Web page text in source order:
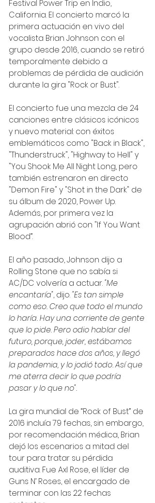
Festival Power Trip en Indio,
California. El concierto marcó la
primera actuación en vivo del
vocalista Brian Johnson con el
grupo desde 2016, cuando se retiró
temporalmente debido a
problemas de pérdida de audición
durante la gira "Rock or Bust".
El concierto fue una mezcla de 24
canciones entre clásicos icónicos
y nuevo material: con éxitos
emblemáticos como "Back in Black",
"Thunderstruck", "Highway to Hell" y
"You Shook Me All Night Long, pero
también estrenaron en directo
"Demon Fire" y "Shot in the Dark" de
su álbum de 2020, Power Up.
Además, por primera vez la
agrupación abrió con "If You Want
Blood”.
El año pasado, Johnson dijo a
Rolling Stone que no sabía si
AC/DC volvería a actuar. "Me
encantaría", dijo. "Es tan simple
como eso. Creo que todo el mundo
lo haría. Hay una corriente de gente
que lo pide. Pero odio hablar del
futuro, porque, joder, estábamos
preparados hace dos años, y llegó
la pandemia, y lo jodió todo. Así que
me aterra decir lo que podría
pasar y lo que no".
La gira mundial de “Rock of Bust” de
2016 incluía 79 fechas, sin embargo,
por recomendación médica, Brian
dejó los escenarios a mitad del
tour para tratar su pérdida
auditiva. Fue Axl Rose, el líder de
Guns N’ Roses, el encargado de
terminar con las 22 fechas